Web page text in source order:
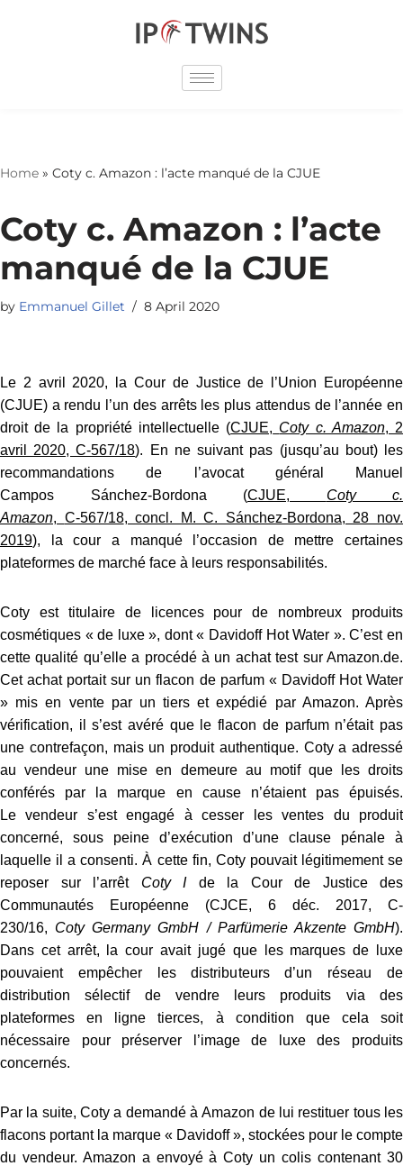
Home » Coty c. Amazon : l’acte manqué de la CJUE
Coty c. Amazon : l’acte
manqué de la CJUE
by Emmanuel Gillet 8 April 2020
Le 2 avril 2020, la Cour de Justice de l’Union Européenne
(CJUE) a rendu l’un des arrêts les plus attendus de l’année en
droit de la propriété intellectuelle (CJUE, Coty c. Amazon, 2
avril 2020, C‑567/18). En ne suivant pas (jusqu’au bout) les
recommandations de l’avocat général Manuel
Campos Sánchez-Bordona (CJUE, Coty c.
Amazon, C‑567/18, concl. M. C. Sánchez-Bordona, 28 nov.
2019), la cour a manqué l’occasion de mettre certaines
plateformes de marché face à leurs responsabilités.
Coty est titulaire de licences pour de nombreux produits
cosmétiques « de luxe », dont « Davidoff Hot Water ». C’est en
cette qualité qu’elle a procédé à un achat test sur Amazon.de.
Cet achat portait sur un flacon de parfum « Davidoff Hot Water
» mis en vente par un tiers et expédié par Amazon. Après
vérification, il s’est avéré que le flacon de parfum n’était pas
une contrefaçon, mais un produit authentique. Coty a adressé
au vendeur une mise en demeure au motif que les droits
conférés par la marque en cause n’étaient pas épuisés.
Le vendeur s’est engagé à cesser les ventes du produit
concerné, sous peine d’exécution d’une clause pénale à
laquelle il a consenti. À cette fin, Coty pouvait légitimement se
reposer sur l’arrêt
Coty I
de la Cour de Justice des
Communautés Européenne (CJCE, 6 déc. 2017, C-
230/16, Coty Germany GmbH / Parfümerie Akzente GmbH).
Dans cet arrêt, la cour avait jugé que les marques de luxe
pouvaient empêcher les distributeurs d’un réseau de
distribution sélectif de vendre leurs produits via des
plateformes en ligne tierces, à condition que cela soit
nécessaire pour préserver l’image de luxe des produits
concernés.
Par la suite, Coty a demandé à Amazon de lui restituer tous les
flacons portant la marque « Davidoff », stockées pour le compte
du vendeur. Amazon a envoyé à Coty un colis contenant 30